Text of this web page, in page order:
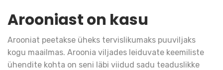
Arooniast on kasu
Arooniat peetakse üheks tervislikumaks puuviljaks
kogu maailmas. Aroonia viljades leiduvate keemiliste
ühendite kohta on seni läbi viidud sadu teaduslikke